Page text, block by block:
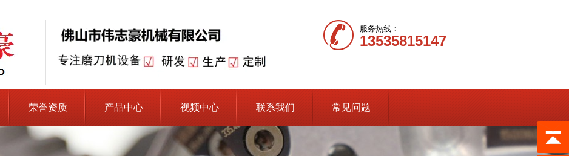
服务热线：
13535815147
荣誉资质 产品中心 视频中心 联系我们 常见问题